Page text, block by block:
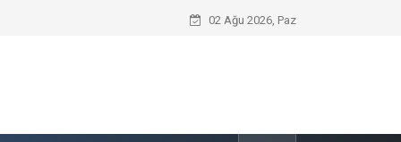
Skoda Yedek Parça Seçiminde Teknik
02 Ağu 2026, Paz